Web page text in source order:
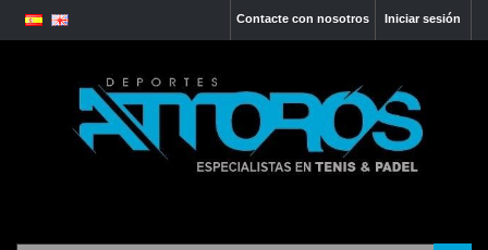
Iniciar sesión
Contacte con nosotros